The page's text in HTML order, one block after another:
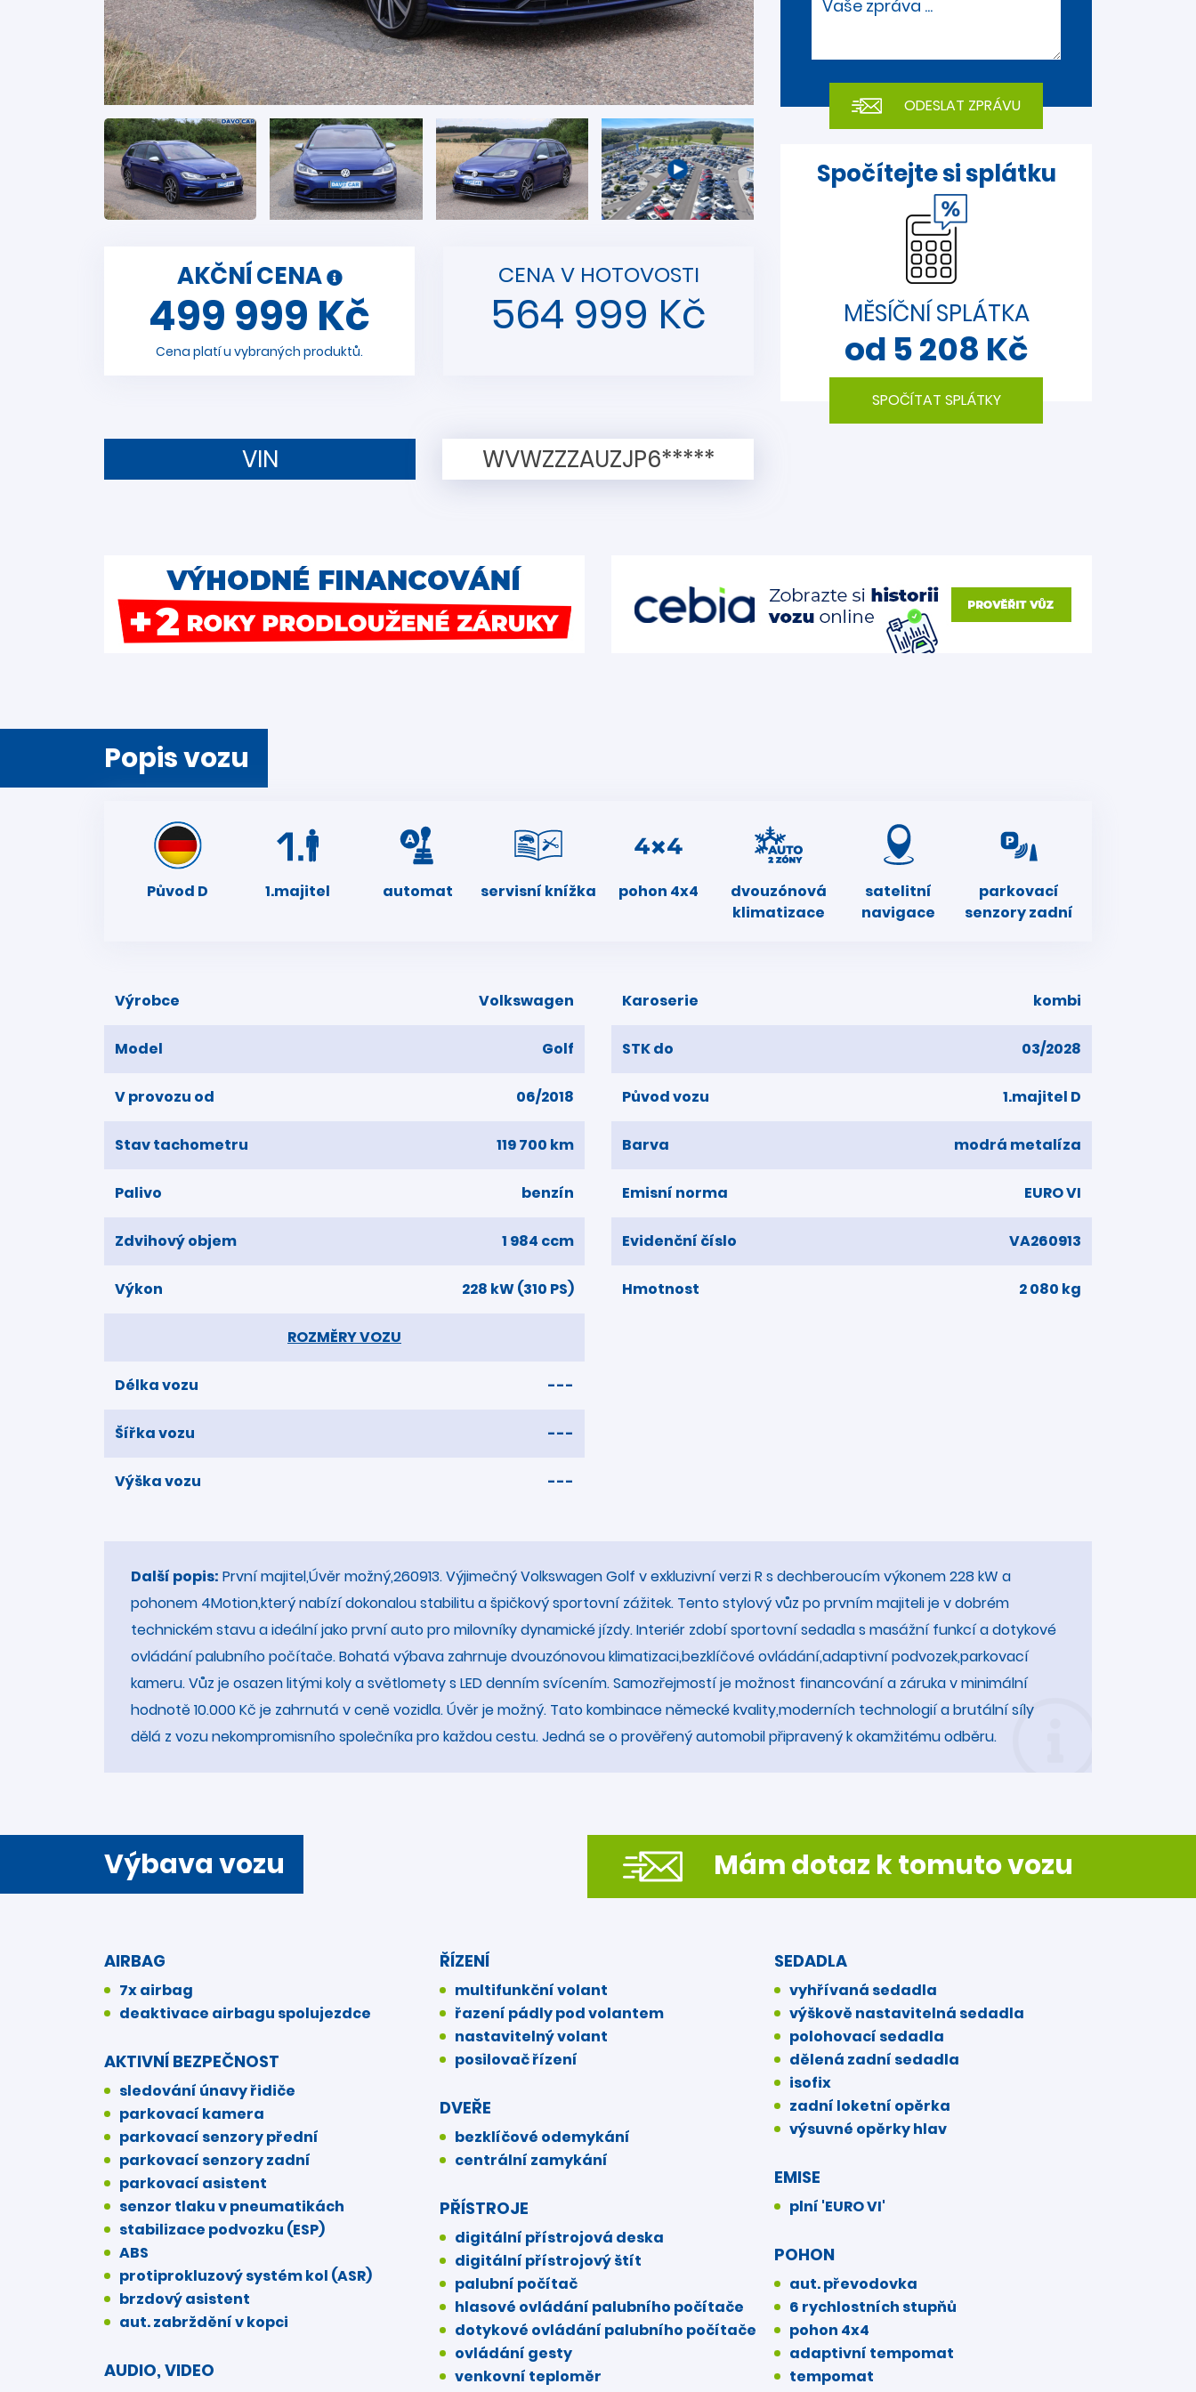
AKČNÍ CENA
499 999 Kč
Cena platí u vybraných produktů.
CENA V HOTOVOSTI
564 999 Kč
Vaše zpráva ...
Spočítejte si splátku
MĚSÍČNÍ SPLÁTKA
od 5 208 Kč
SPOČÍTAT SPLÁTKY
VIN WVWZZZAUZJP6*****
Popis vozu
Původ D 1.majitel automat servisní knížka pohon 4x4
dvouzónová
klimatizace
satelitní
navigace
parkovací
senzory zadní
Výrobce Volkswagen
Model Golf
V provozu od 06/2018
Stav tachometru 119 700 km
Palivo benzín
Zdvihový objem 1 984 ccm
Výkon 228 kW (310 PS)
ROZMĚRY VOZU
Délka vozu ---
Šířka vozu ---
Výška vozu ---
Karoserie kombi
STK do 03/2028
Původ vozu 1.majitel D
Barva modrá metalíza
Emisní norma EURO VI
Evidenční číslo VA260913
Hmotnost 2 080 kg
Další popis: První majitel,Úvěr možný,260913. Výjimečný Volkswagen Golf v exkluzivní verzi R s dechberoucím výkonem 228 kW a
pohonem 4Motion,který nabízí dokonalou stabilitu a špičkový sportovní zážitek. Tento stylový vůz po prvním majiteli je v dobrém
technickém stavu a ideální jako první auto pro milovníky dynamické jízdy. Interiér zdobí sportovní sedadla s masážní funkcí a dotykové
ovládání palubního počítače. Bohatá výbava zahrnuje dvouzónovou klimatizaci,bezklíčové ovládání,adaptivní podvozek,parkovací
kameru. Vůz je osazen litými koly a světlomety s LED denním svícením. Samozřejmostí je možnost financování a záruka v minimální
hodnotě 10.000 Kč je zahrnutá v ceně vozidla. Úvěr je možný. Tato kombinace německé kvality,moderních technologií a brutální síly
dělá z vozu nekompromisního společníka pro každou cestu. Jedná se o prověřený automobil připravený k okamžitému odběru.
Výbava vozu Mám dotaz k tomuto vozu
AIRBAG
7x airbag
deaktivace airbagu spolujezdce
AKTIVNÍ BEZPEČNOST
sledování únavy řidiče
parkovací kamera
parkovací senzory přední
parkovací senzory zadní
parkovací asistent
senzor tlaku v pneumatikách
stabilizace podvozku (ESP)
ABS
protiprokluzový systém kol (ASR)
brzdový asistent
aut. zabrždění v kopci
AUDIO, VIDEO
ŘÍZENÍ
multifunkční volant
řazení pádly pod volantem
nastavitelný volant
posilovač řízení
DVEŘE
bezklíčové odemykání
centrální zamykání
PŘÍSTROJE
digitální přístrojová deska
digitální přístrojový štít
palubní počítač
hlasové ovládání palubního počítače
dotykové ovládání palubního počítače
ovládání gesty
venkovní teploměr
SEDADLA
vyhřívaná sedadla
výškově nastavitelná sedadla
polohovací sedadla
dělená zadní sedadla
isofix
zadní loketní opěrka
výsuvné opěrky hlav
EMISE
plní 'EURO VI'
POHON
aut. převodovka
6 rychlostních stupňů
pohon 4x4
adaptivní tempomat
tempomat